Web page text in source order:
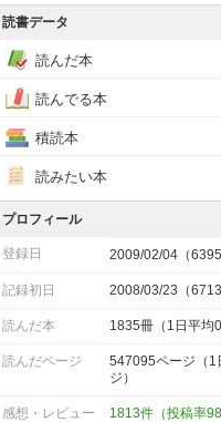
読書データ
読んだ本
読んでる本
積読本
読みたい本
プロフィール
登録日 2009/02/04（6395
記録初日 2008/03/23（6713
読んだ本 1835冊（1日平均
読んだページ
547095ページ（1
ジ）
感想・レビュー 1813件（投稿率